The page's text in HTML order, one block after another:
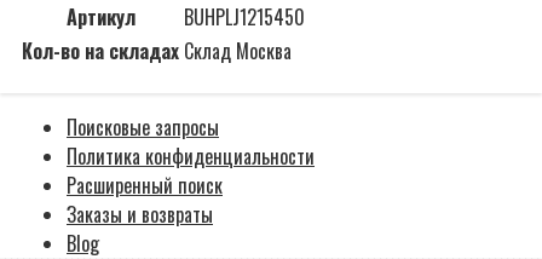
Артикул
BUHPLJ1215450
Кол-во на складах Склад Москва
Поисковые запросы
Политика конфиденциальности
Расширенный поиск
Заказы и возвраты
Blog